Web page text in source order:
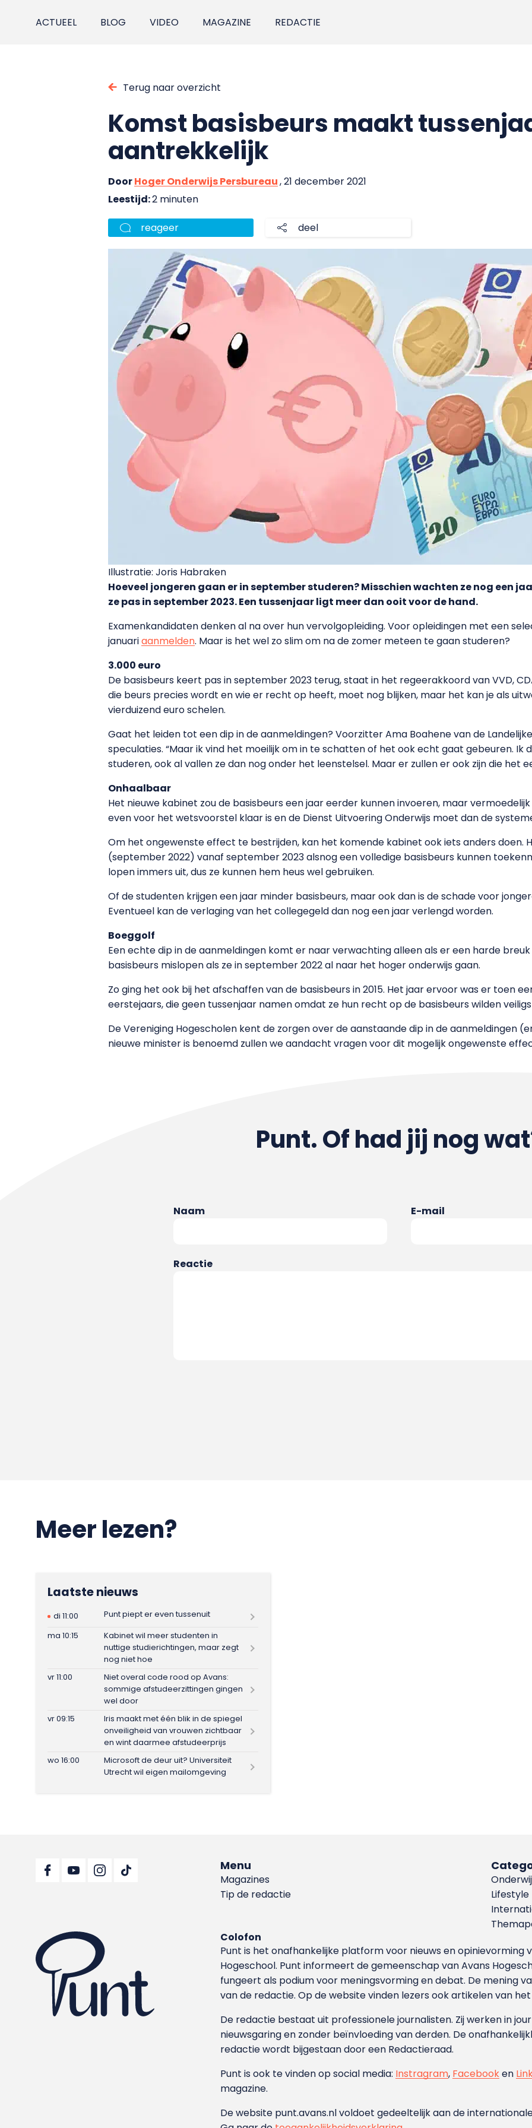
ACTUEEL BLOG VIDEO MAGAZINE REDACTIE
Terug naar overzicht
Komst basisbeurs maakt
aantrekkelijk
DoorHoger Onderwijs Persbureau, 21 december 2021
Leestijd:2 minuten
reageer deel
Illustratie: Joris Habraken
Hoeveel jongeren gaan er in september studeren? Misschien wachten ze nog een
ze pas in september 2023. Een tussenjaar ligt meer dan ooit voor de hand.
Examenkandidaten denken al na over hun vervolgopleiding. Voor opleidingen met een
januariaanmelden. Maar is het wel zo slim om na de zomer meteen te gaan studeren?
3.000 euro
De basisbeurs keert pas in september 2023 terug, staat in het regeerakkoord van VVD,
die beurs precies wordt en wie er recht op heeft, moet nog blijken, maar het kan je als
vierduizend euro schelen.
Gaat het leiden tot een dip in de aanmeldingen? Voorzitter Ama Boahene van de
speculaties. “Maar ik vind het moeilijk om in te schatten of het ook echt gaat gebeuren. Ik
studeren, ook al vallen ze dan nog onder het leenstelsel. Maar er zullen er ook zijn die het
Onhaalbaar
Het nieuwe kabinet zou de basisbeurs een jaar eerder kunnen invoeren, maar
even voor het wetsvoorstel klaar is en de Dienst Uitvoering Onderwijs moet dan de
Om het ongewenste effect te bestrijden, kan het komende kabinet ook iets anders doen.
(september 2022) vanaf september 2023 alsnog een volledige basisbeurs kunnen
lopen immers uit, dus ze kunnen hem heus wel gebruiken.
Of de studenten krijgen een jaar minder basisbeurs, maar ook dan is de schade voor
Eventueel kan de verlaging van het collegegeld dan nog een jaar verlengd worden.
Boeggolf
Een echte dip in de aanmeldingen komt er naar verwachting alleen als er een harde
basisbeurs mislopen als ze in september 2022 al naar het hoger onderwijs gaan.
Zo ging het ook bij het afschaffen van de basisbeurs in 2015. Het jaar ervoor was er toen
eerstejaars, die geen tussenjaar namen omdat ze hun recht op de basisbeurs wilden
De Vereniging Hogescholen kent de zorgen over de aanstaande dip in de aanmeldingen
nieuwe minister is benoemd zullen we aandacht vragen voor dit mogelijk ongewenste
Punt. Of had jij nog
Naam E-mail
Reactie
Meer lezen?
Laatste nieuws
di 11:00
Punt piept er even tussenuit
ma 10:15
Kabinet wil meer studenten in
nuttige studierichtingen, maar zegt
nog niet hoe
vr 11:00
Niet overal code rood op Avans:
sommige afstudeerzittingen gingen
wel door
vr 09:15
Iris maakt met één blik in de spiegel
onveiligheid van vrouwen zichtbaar
en wint daarmee afstudeerprijs
wo 16:00
Microsoft de deur uit? Universiteit
Utrecht wil eigen mailomgeving
Menu
Magazines
Tip de redactie
Lifestyle
Colofon
Punt is het onafhankelijke platform voor nieuws en
Hoge­school. Punt informeert de gemeenschap van Avans
fungeert als podium voor meningsvorming en debat. De mening
van de redactie. Op de website vinden lezers ook artikelen van
De redactie bestaat uit professionele journalisten. Zij werken in
nieuwsgaring en zonder beïnvloeding van derden. De
redactie wordt bijgestaan door een Redactieraad.
Punt is ook te vinden op social media: Instragram, Facebooken
magazine.
De website punt.avans.nl voldoet gedeeltelijk aan de